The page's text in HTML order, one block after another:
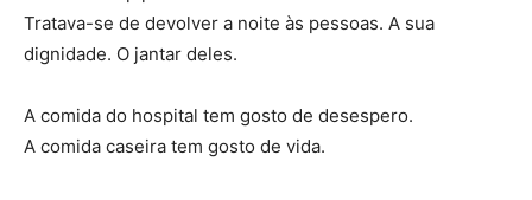
Tratava-se de devolver a noite às pessoas. A sua
dignidade. O jantar deles.
A comida do hospital tem gosto de desespero.
A comida caseira tem gosto de vida.